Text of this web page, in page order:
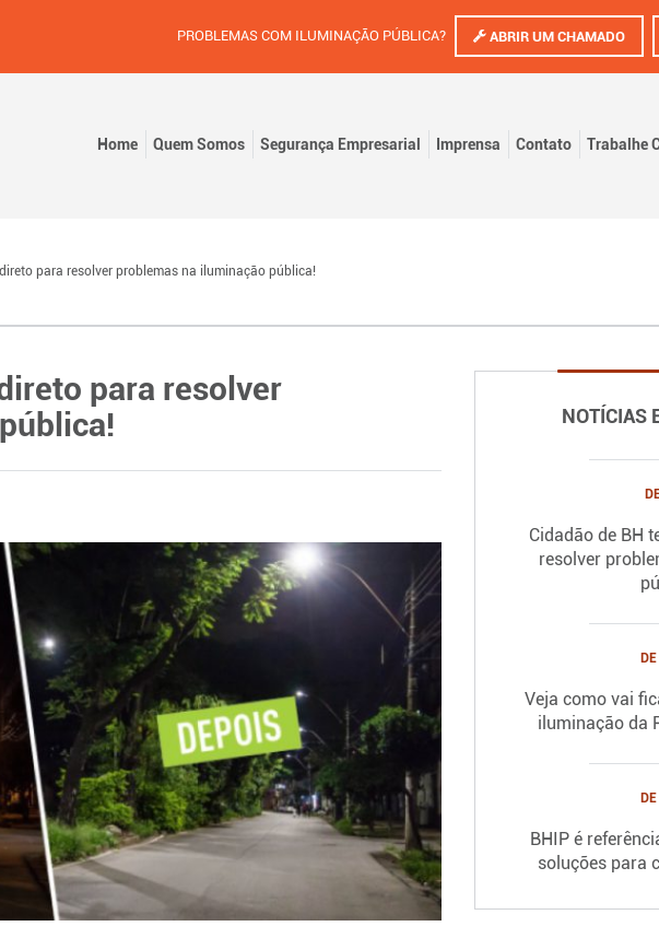
PROBLEMAS COM ILUMINAÇÃO PÚBLICA? ABRIR UM CHAMADO
Home Quem Somos Segurança Empresarial Imprensa Contato Trabalhe
para resolver problemas na iluminação pública!
para resolver
NOTÍCIAS
Cidadão de BH
resolver
Veja como vai
iluminação da
BHIP é
soluções para